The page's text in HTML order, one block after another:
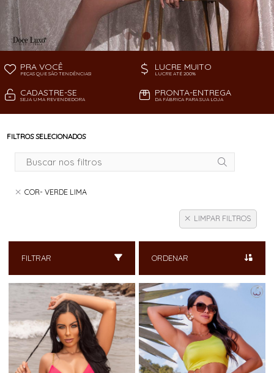
PRA VOCÊ
PEÇAS QUE SÃO TENDÊNCIAS!
LUCRE MUITO
LUCRE ATÉ 200%
CADASTRE-SE
SEJA UMA REVENDEDORA
PRONTA-ENTREGA
DA FÁBRICA PARA SUA LOJA
FILTROS SELECIONADOS
COR- VERDE LIMA
LIMPAR FILTROS
FILTRAR ORDENAR